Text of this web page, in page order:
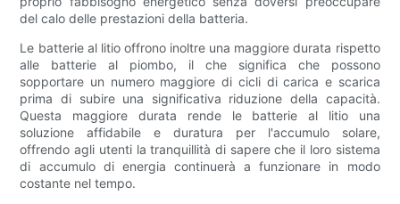
del calo delle prestazioni della batteria.
Le batterie al litio offrono inoltre una maggiore durata rispetto
alle batterie al piombo, il che significa che possono
sopportare un numero maggiore di cicli di carica e scarica
prima di subire una significativa riduzione della capacità.
Questa maggiore durata rende le batterie al litio una
soluzione affidabile e duratura per l'accumulo solare,
offrendo agli utenti la tranquillità di sapere che il loro sistema
di accumulo di energia continuerà a funzionare in modo
costante nel tempo.